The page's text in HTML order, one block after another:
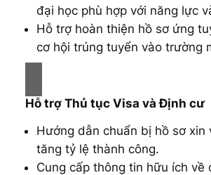
đại học phù hợp với năng lực
Hỗ trợ hoàn thiện hồ sơ ứng
cơ hội trúng tuyển vào trường
Hỗ trợ Thủ tục Visa và Định cư
Hướng dẫn chuẩn bị hồ sơ xin
tăng tỷ lệ thành công.
Cung cấp thông tin hữu ích về